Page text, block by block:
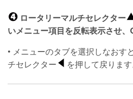
ロータリーマルチセレクター
いメニュー項目を反転表示させ
• メニューのタブを選択しなおす
チセレクター
を押して戻ります